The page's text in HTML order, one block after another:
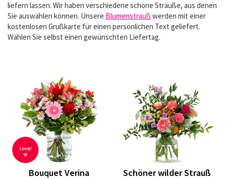
liefern lassen. Wir haben verschiedene schöne Sträuße, aus denen
Sie auswählen können. Unsere Blumenstrauß werden mit einer
kostenlosen Grußkarte für einen persönlichen Text geliefert.
Wählen Sie selbst einen gewünschten Liefertag.
Bouquet Verina Schöner wilder Strauß